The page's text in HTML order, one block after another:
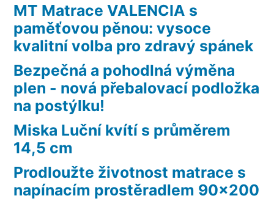
MT Matrace VALENCIA s
paměťovou pěnou: vysoce
kvalitní volba pro zdravý spánek
Bezpečná a pohodlná výměna
plen - nová přebalovací podložka
na postýlku!
Miska Luční kvítí s průměrem
14,5 cm
Prodloužte životnost matrace s
napínacím prostěradlem 90×200